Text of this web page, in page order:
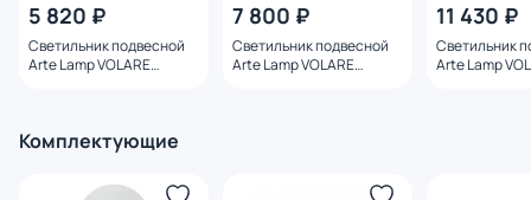
5 820 ₽
Светильник подвесной
Arte Lamp VOLARE
7 800 ₽
Светильник подвесной
Arte Lamp VOLARE
11 430 ₽
Светильник
Arte Lamp
Комплектующие